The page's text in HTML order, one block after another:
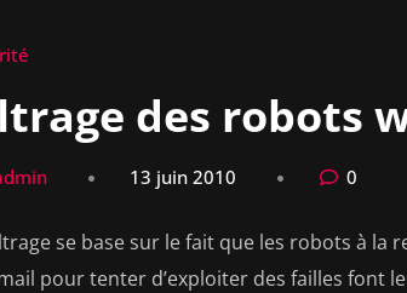
des robots
13 juin 2010 0
se base sur le fait que les robots à
pour tenter d’exploiter des failles font